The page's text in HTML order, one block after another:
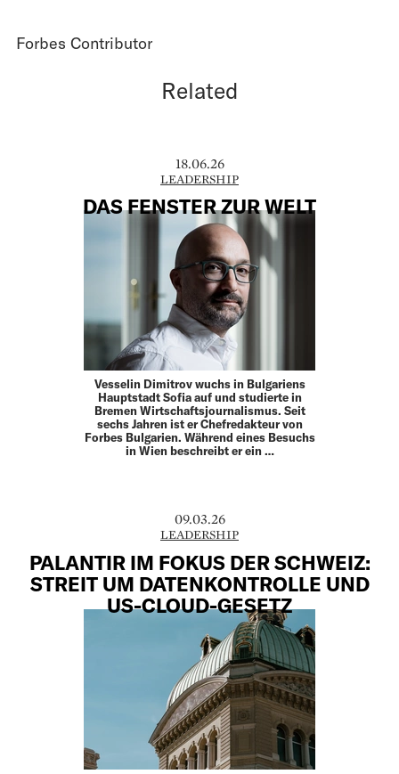
Forbes Contributor
Related
18.06.26
LEADERSHIP
DAS FENSTER ZUR WELT
Vesselin Dimitrov wuchs in Bulgariens
Hauptstadt Sofia auf und studierte in
Bremen Wirtschaftsjournalismus. Seit
sechs Jahren ist er Chefredakteur von
Forbes Bulgarien. Während eines Besuchs
in Wien beschreibt er ein …
09.03.26
LEADERSHIP
PALANTIR IM FOKUS DER SCHWEIZ:
STREIT UM DATENKONTROLLE UND
US-CLOUD-GESETZ